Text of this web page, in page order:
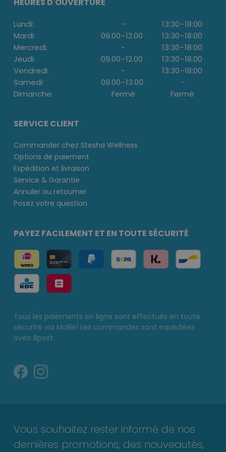
HEURES D'OUVERTURE
Lundi: - 13:30-18:00
Mardi:
09.00-12.00 13:30-18:00
Mercredi:
- 13:30-18:00
Jeudi:
09.00-12.00 13:30-18:00
Vendredi:
- 13:30-18:00
Samedi:
09.00-13.00
-
Dimanche:
Fermé Fermé
SERVICE CLIENT
Commander chez Stesha Wellness
Options de paiement
Expédition et livraison
Service & Garantie
Annuler ou retourner
Posez votre question
PAYEZ FACILEMENT ET EN TOUTE SÉCURITÉ
Tous les paiements en ligne sont effectués en toute
sécurité via Mollie! Les commandes sont expédiées
avec Bpost.
Vous souhaitez rester informé de nos
dernières promotions, des nouveautés,